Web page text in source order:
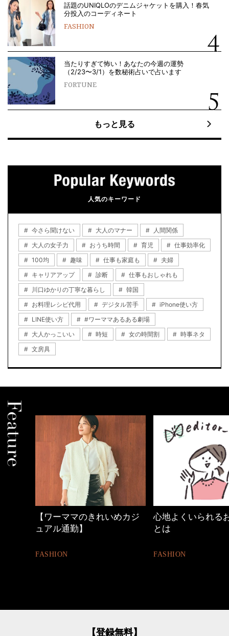
話題のUNIQLOのデニムジャケットを購入！春気
分投入のコーディネート
FASHION
当たりすぎて怖い！あなたの今週の運勢
（2/23〜3/1）を数秘術占いで占います
FORTUNE
もっと見る
人気のキーワード
今さら聞けない 大人のマナー
人間関係
大人の女子力
おうち時間 育児
仕事効率化
100均
趣味 仕事も家庭も
夫婦
キャリアアップ
診断
仕事もおしゃれも
川口ゆかりの丁寧な暮らし
韓国
お料理レシピ代用
デジタル苦手
iPhone使い方
LINE使い方
#ワーママあるある劇場
大人かっこいい
時短 女の時間割
時事ネタ
文房具
心地よくいられるおしゃれ
とは
FASHION
40代の小顔メイク
【登録無料】